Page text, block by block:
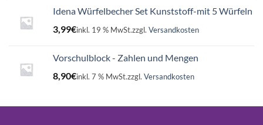
Idena Würfelbecher Set Kunststoff-mit 5 Würfeln
3,99€inkl. 19 % MwSt.zzgl. Versandkosten
Vorschulblock - Zahlen und Mengen
8,90€inkl. 7 % MwSt.zzgl. Versandkosten